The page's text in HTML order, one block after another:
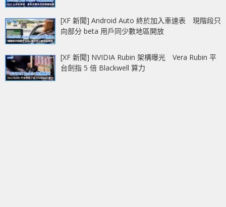
[XF 新聞] Android Auto 終於加入車速表 現階段只
向部分 beta 用戶同少數地區開放
[XF 新聞] NVIDIA Rubin 架構曝光 Vera Rubin 平
台劍指 5 倍 Blackwell 算力